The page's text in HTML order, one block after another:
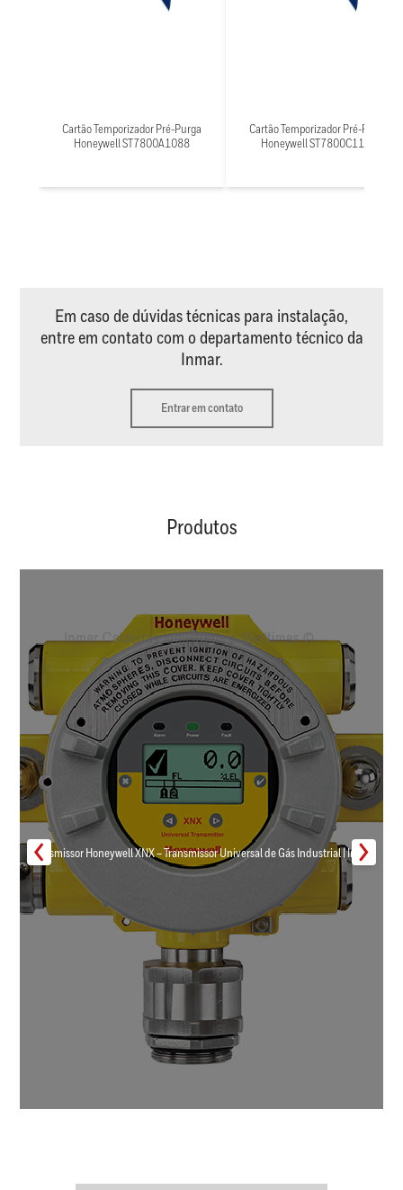
Cartão Temporizador Pré-Purga
Honeywell ST7800A1088
Cartão Temporizador Pré-Purga
Honeywell ST7800C1102
Em caso de dúvidas técnicas para instalação,
entre em contato com o departamento técnico da
Inmar.
Entrar em contato
Produtos
Transmissor Honeywell XNX – Transmissor Universal de Gás Industrial | Inmar